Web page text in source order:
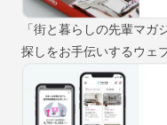
「街と暮らしの先輩マ
探しをお手伝いするウェ